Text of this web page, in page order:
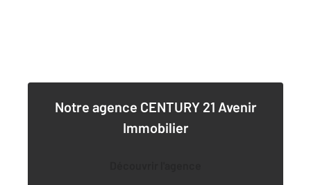
Notre agence CENTURY 21 Avenir
Immobilier